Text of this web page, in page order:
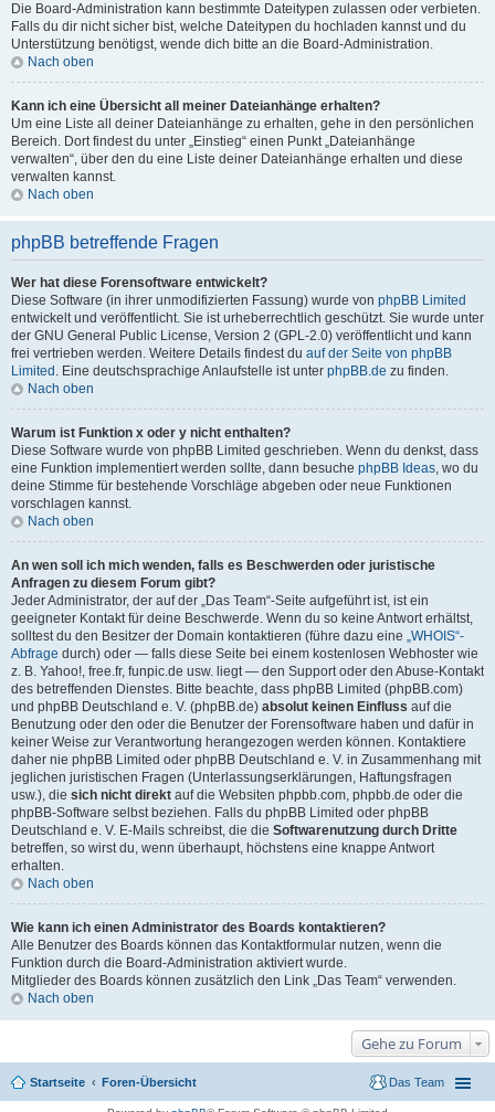
Die Board-Administration kann bestimmte Dateitypen zulassen oder verbieten.
Falls du dir nicht sicher bist, welche Dateitypen du hochladen kannst und du
Unterstützung benötigst, wende dich bitte an die Board-Administration.
Nach oben
Kann ich eine Übersicht all meiner Dateianhänge erhalten?
Um eine Liste all deiner Dateianhänge zu erhalten, gehe in den persönlichen
Bereich. Dort findest du unter „Einstieg“ einen Punkt „Dateianhänge
verwalten“, über den du eine Liste deiner Dateianhänge erhalten und diese
verwalten kannst.
Nach oben
phpBB betreffende Fragen
Wer hat diese Forensoftware entwickelt?
Diese Software (in ihrer unmodifizierten Fassung) wurde von phpBB Limited
entwickelt und veröffentlicht. Sie ist urheberrechtlich geschützt. Sie wurde unter
der GNU General Public License, Version 2 (GPL-2.0) veröffentlicht und kann
frei vertrieben werden. Weitere Details findest du auf der Seite von phpBB
Limited . Eine deutschsprachige Anlaufstelle ist unter phpBB.de zu finden.
Nach oben
Warum ist Funktion x oder y nicht enthalten?
Diese Software wurde von phpBB Limited geschrieben. Wenn du denkst, dass
eine Funktion implementiert werden sollte, dann besuche phpBB Ideas, wo du
deine Stimme für bestehende Vorschläge abgeben oder neue Funktionen
vorschlagen kannst.
Nach oben
An wen soll ich mich wenden, falls es Beschwerden oder juristische
Anfragen zu diesem Forum gibt?
Jeder Administrator, der auf der „Das Team“-Seite aufgeführt ist, ist ein
geeigneter Kontakt für deine Beschwerde. Wenn du so keine Antwort erhältst,
solltest du den Besitzer der Domain kontaktieren (führe dazu eine „WHOIS“-
Abfrage durch) oder — falls diese Seite bei einem kostenlosen Webhoster wie
z. B. Yahoo!, free.fr, funpic.de usw. liegt — den Support oder den Abuse-Kontakt
des betreffenden Dienstes. Bitte beachte, dass phpBB Limited (phpBB.com)
und phpBB Deutschland e. V. (phpBB.de) absolut keinen Einfluss auf die
Benutzung oder den oder die Benutzer der Forensoftware haben und dafür in
keiner Weise zur Verantwortung herangezogen werden können. Kontaktiere
daher nie phpBB Limited oder phpBB Deutschland e. V. in Zusammenhang mit
jeglichen juristischen Fragen (Unterlassungserklärungen, Haftungsfragen
usw.), die sich nicht direkt auf die Websiten phpbb.com, phpbb.de oder die
phpBB-Software selbst beziehen. Falls du phpBB Limited oder phpBB
Deutschland e. V. E-Mails schreibst, die die Softwarenutzung durch Dritte
betreffen, so wirst du, wenn überhaupt, höchstens eine knappe Antwort
erhalten.
Nach oben
Wie kann ich einen Administrator des Boards kontaktieren?
Alle Benutzer des Boards können das Kontaktformular nutzen, wenn die
Funktion durch die Board-Administration aktiviert wurde.
Mitglieder des Boards können zusätzlich den Link „Das Team“ verwenden.
Nach oben
Gehe zu Forum
Startseite Foren-Übersicht Das Team